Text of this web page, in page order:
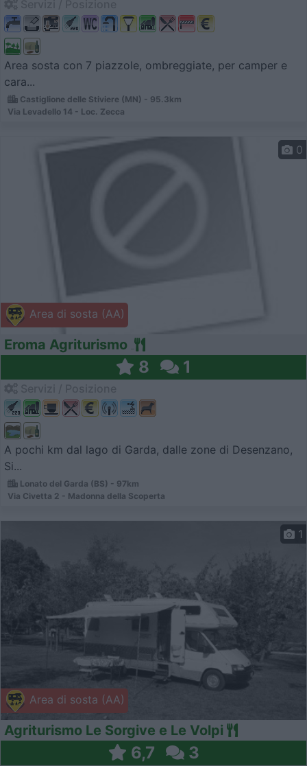
Area sosta con 7 piazzole, ombreggiate, per camper e
cara...
Castiglione delle Stiviere (MN) - 95.3km
Via Levadello 14 - Loc. Zecca
Area di sosta (AA)
0
Eroma Agriturismo
8 1
A pochi km dal lago di Garda, dalle zone di Desenzano,
Si...
Lonato del Garda (BS) - 97km
Via Civetta 2 - Madonna della Scoperta
Area di sosta (AA)
1
Agriturismo Le Sorgive e Le Volpi
6,7 3